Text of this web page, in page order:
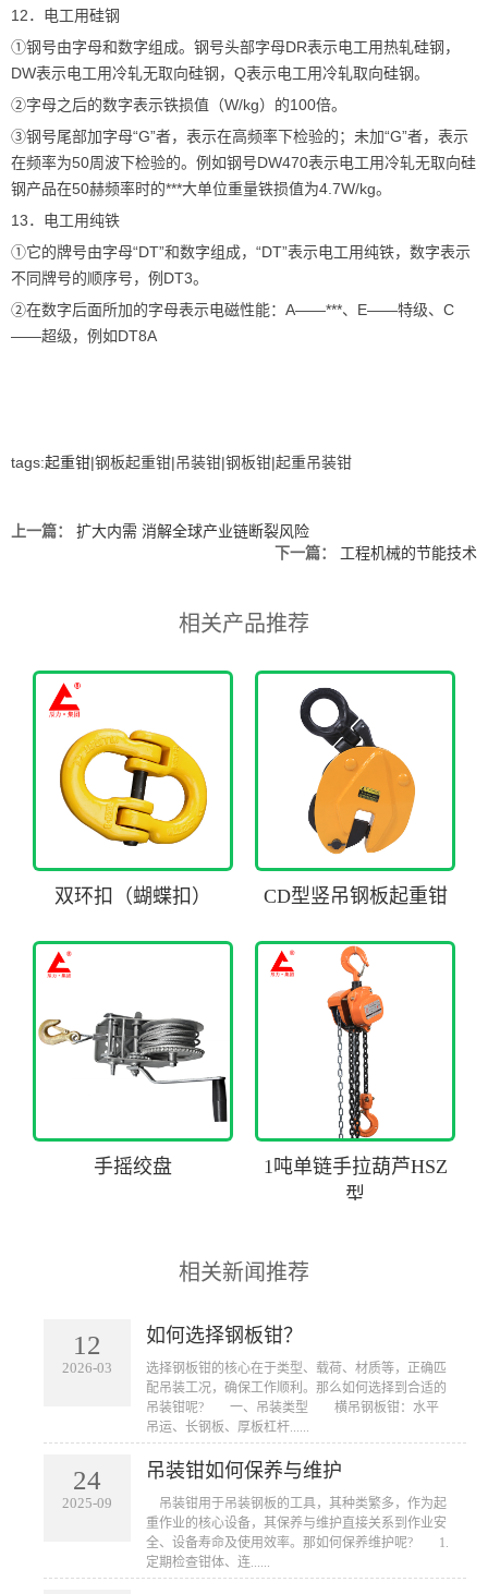
12．电工用硅钢
①钢号由字母和数字组成。钢号头部字母DR表示电工用热轧硅钢，
DW表示电工用冷轧无取向硅钢，Q表示电工用冷轧取向硅钢。
②字母之后的数字表示铁损值（W/kg）的100倍。
③钢号尾部加字母“G”者，表示在高频率下检验的；未加“G”者，表示
在频率为50周波下检验的。例如钢号DW470表示电工用冷轧无取向硅
钢产品在50赫频率时的***大单位重量铁损值为4.7W/kg。
13．电工用纯铁
①它的牌号由字母“DT”和数字组成，“DT”表示电工用纯铁，数字表示
不同牌号的顺序号，例DT3。
②在数字后面所加的字母表示电磁性能：A——***、E——特级、C
——超级，例如DT8A
tags:起重钳|钢板起重钳|吊装钳|钢板钳|起重吊装钳
上一篇：
扩大内需 消解全球产业链断裂风险
下一篇：
工程机械的节能技术
相关产品推荐
双环扣（蝴蝶扣） CD型竖吊钢板起重钳
手摇绞盘
1吨单链手拉葫芦HSZ
型
相关新闻推荐
12
2026-03
如何选择钢板钳？
​选择钢板钳的核心在于类型、载荷、材质等，正确匹
配吊装工况，确保工作顺利。那么如何选择到合适的
吊装钳呢? 一、吊装类型 横吊钢板钳：水平
吊运、长钢板、厚板杠杆......
24
2025-09
吊装钳如何保养与维护
​ 吊装钳用于吊装钢板的工具，其种类繁多，作为起
重作业的核心设备，其保养与维护直接关系到作业安
全、设备寿命及使用效率。那如何保养维护呢? 1.
定期检查钳体、连......